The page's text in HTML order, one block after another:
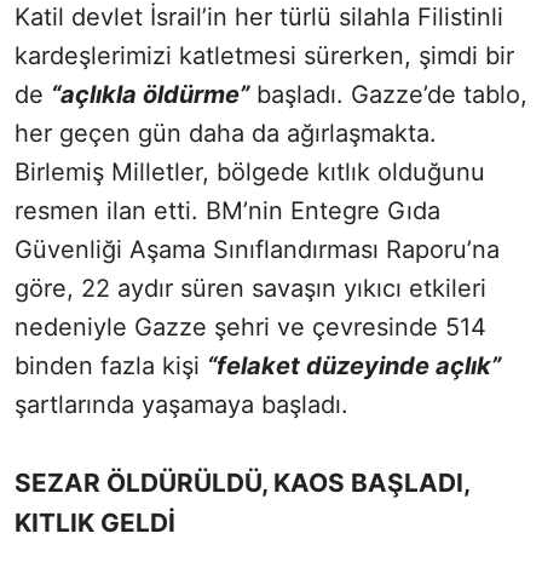
Katil devlet İsrail’in her türlü silahla Filistinli
kardeşlerimizi katletmesi sürerken, şimdi bir
de “açlıkla öldürme”başladı. Gazze’de tablo,
her geçen gün daha da ağırlaşmakta.
Birlemiş Milletler, bölgede kıtlık olduğunu
resmen ilan etti. BM’nin Entegre Gıda
Güvenliği Aşama Sınıflandırması Raporu’na
göre, 22 aydır süren savaşın yıkıcı etkileri
nedeniyle Gazze şehri ve çevresinde 514
binden fazla kişi “felaket düzeyinde açlık”
şartlarında yaşamaya başladı.
SEZAR ÖLDÜRÜLDÜ, KAOS BAŞLADI,
KITLIK GELDİ